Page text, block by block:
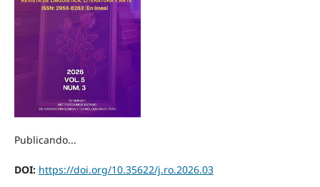
Publicando...
DOI: https://doi.org/10.35622/j.ro.2026.03